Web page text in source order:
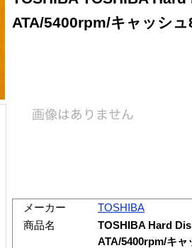
ATA/5400rpm/キャッシ
メーカー
TOSHIBA
商品名
TOSHIBA Hard
ATA/5400rpm/キャ